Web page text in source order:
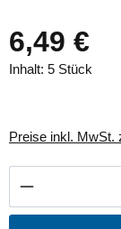
6,49 €
Inhalt: 5 Stück
Preise inkl. MwSt.
Produkt